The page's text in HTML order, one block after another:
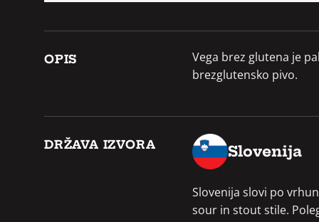
OPIS
Vega brez glutena je
brezglutensko pivo.
DRŽAVA IZVORA Slovenija
Slovenija slovi po
sour in stout stile.